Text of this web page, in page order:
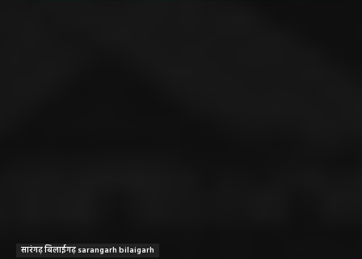
सारंगढ़ बिलाईगढ़ sarangarh bilaigarh